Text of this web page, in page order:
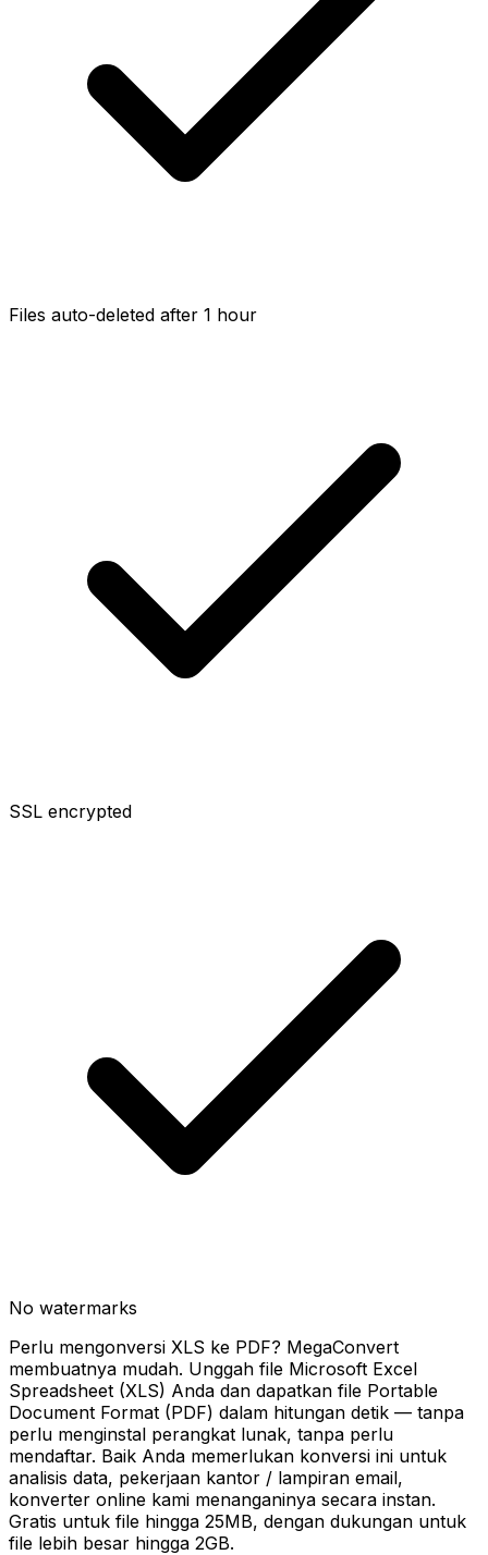
Files auto-deleted after 1 hour
SSL encrypted
No watermarks
Perlu mengonversi XLS ke PDF? MegaConvert
membuatnya mudah. Unggah file Microsoft Excel
Spreadsheet (XLS) Anda dan dapatkan file Portable
Document Format (PDF) dalam hitungan detik — tanpa
perlu menginstal perangkat lunak, tanpa perlu
mendaftar. Baik Anda memerlukan konversi ini untuk
analisis data, pekerjaan kantor / lampiran email,
konverter online kami menanganinya secara instan.
Gratis untuk file hingga 25MB, dengan dukungan untuk
file lebih besar hingga 2GB.